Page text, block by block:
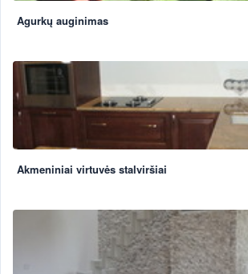
Agurkų auginimas
Akmeniniai virtuvės stalviršiai